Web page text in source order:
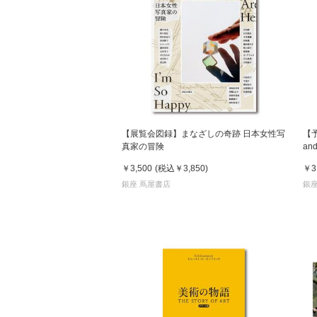
【展覧会図録】まなざしの奇跡 日本女性写
真家の冒険
￥3,500 (税込 ￥3,850)
銀座 蔦屋書店
￥
銀